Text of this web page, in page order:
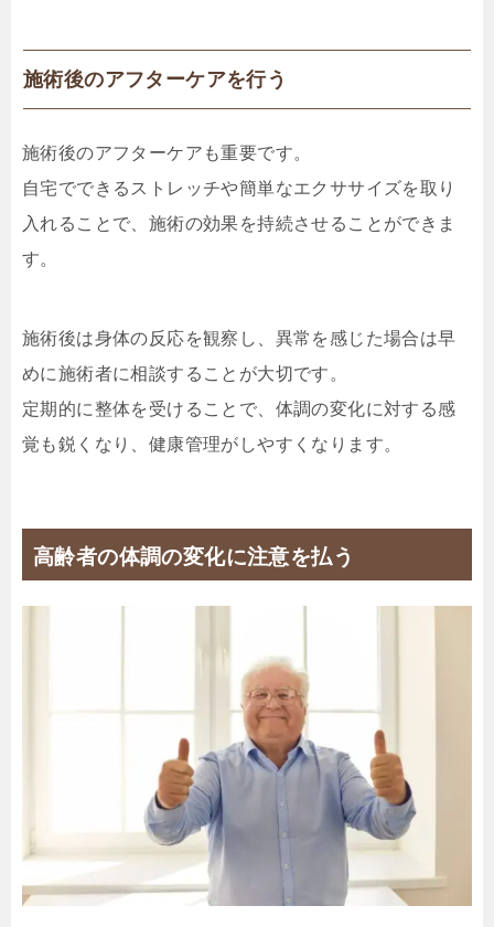
施術後のアフターケアを行う
施術後のアフターケアも重要です。
自宅でできるストレッチや簡単なエクササイズを取り
入れることで、施術の効果を持続させることができま
す。
施術後は身体の反応を観察し、異常を感じた場合は早
めに施術者に相談することが大切です。
定期的に整体を受けることで、体調の変化に対する感
覚も鋭くなり、健康管理がしやすくなります。
高齢者の体調の変化に注意を払う